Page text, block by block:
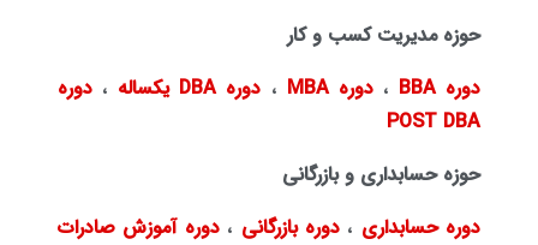
حوزه مدیریت کسب و کار
دوره BBA
،دوره MBA ، دوره DBA یکساله ، دوره
POST DBA
حوزه حسابداری و بازرگانی
دوره حسابداری ،دوره بازرگانی ،دوره آموزش صادرات